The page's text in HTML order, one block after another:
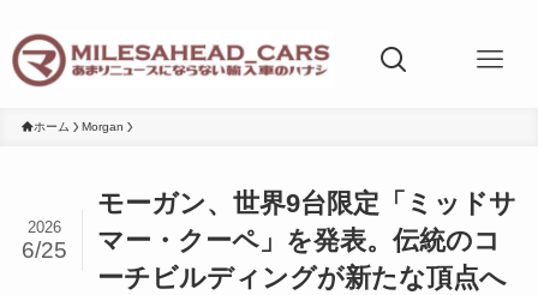
ホーム Morgan
モーガン、世界9台限定「ミッドサ
マー・クーペ」を発表。伝統のコ
ーチビルディングが新たな頂点へ
2026
6/25